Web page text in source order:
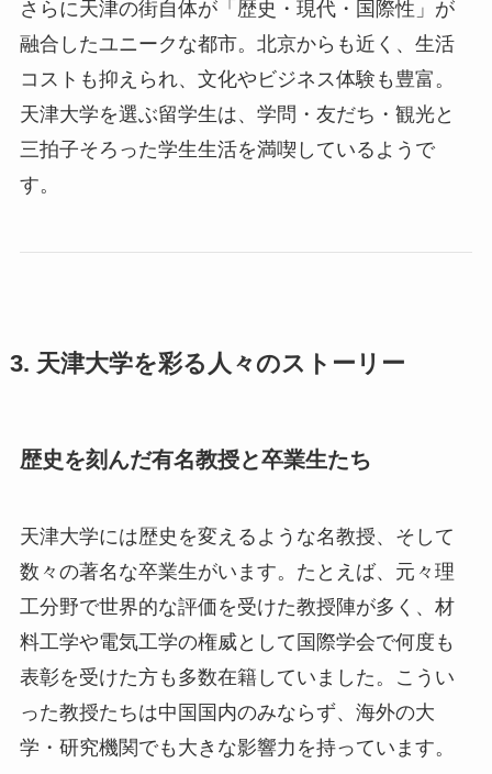
さらに天津の街自体が「歴史・現代・国際性」が
融合したユニークな都市。北京からも近く、生活
コストも抑えられ、文化やビジネス体験も豊富。
天津大学を選ぶ留学生は、学問・友だち・観光と
三拍子そろった学生生活を満喫しているようで
す。
3. 天津大学を彩る人々のストーリー
歴史を刻んだ有名教授と卒業生たち
天津大学には歴史を変えるような名教授、そして
数々の著名な卒業生がいます。たとえば、元々理
工分野で世界的な評価を受けた教授陣が多く、材
料工学や電気工学の権威として国際学会で何度も
表彰を受けた方も多数在籍していました。こうい
った教授たちは中国国内のみならず、海外の大
学・研究機関でも大きな影響力を持っています。